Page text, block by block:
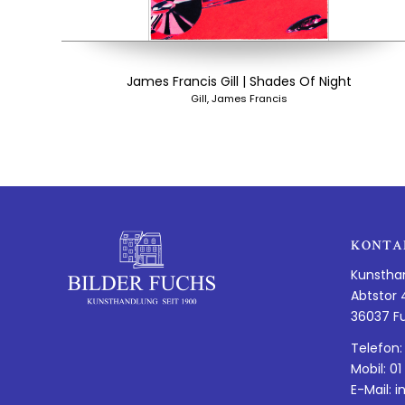
James Francis Gill | Shades Of Night
Gill, James Francis
Abtstor
36037
Mobil:
E-Mail: